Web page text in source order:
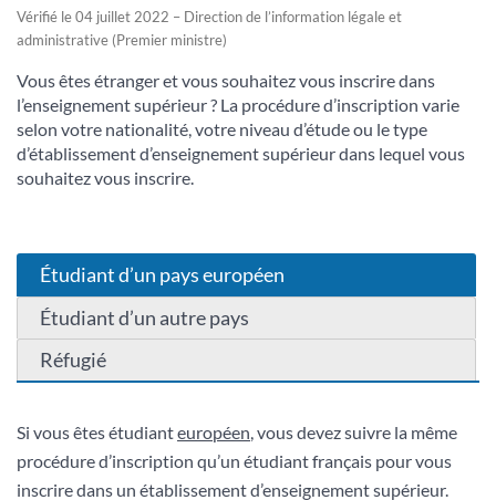
Vérifié le 04 juillet 2022 – Direction de l’information légale et
administrative (Premier ministre)
Vous êtes étranger et vous souhaitez vous inscrire dans
l’enseignement supérieur ? La procédure d’inscription varie
selon votre nationalité, votre niveau d’étude ou le type
d’établissement d’enseignement supérieur dans lequel vous
souhaitez vous inscrire.
Étudiant d’un pays européen
Étudiant d’un autre pays
Réfugié
Si vous êtes étudianteuropéen, vous devez suivre la même
procédure d’inscription qu’un étudiant français pour vous
inscrire dans un établissement d’enseignement supérieur.